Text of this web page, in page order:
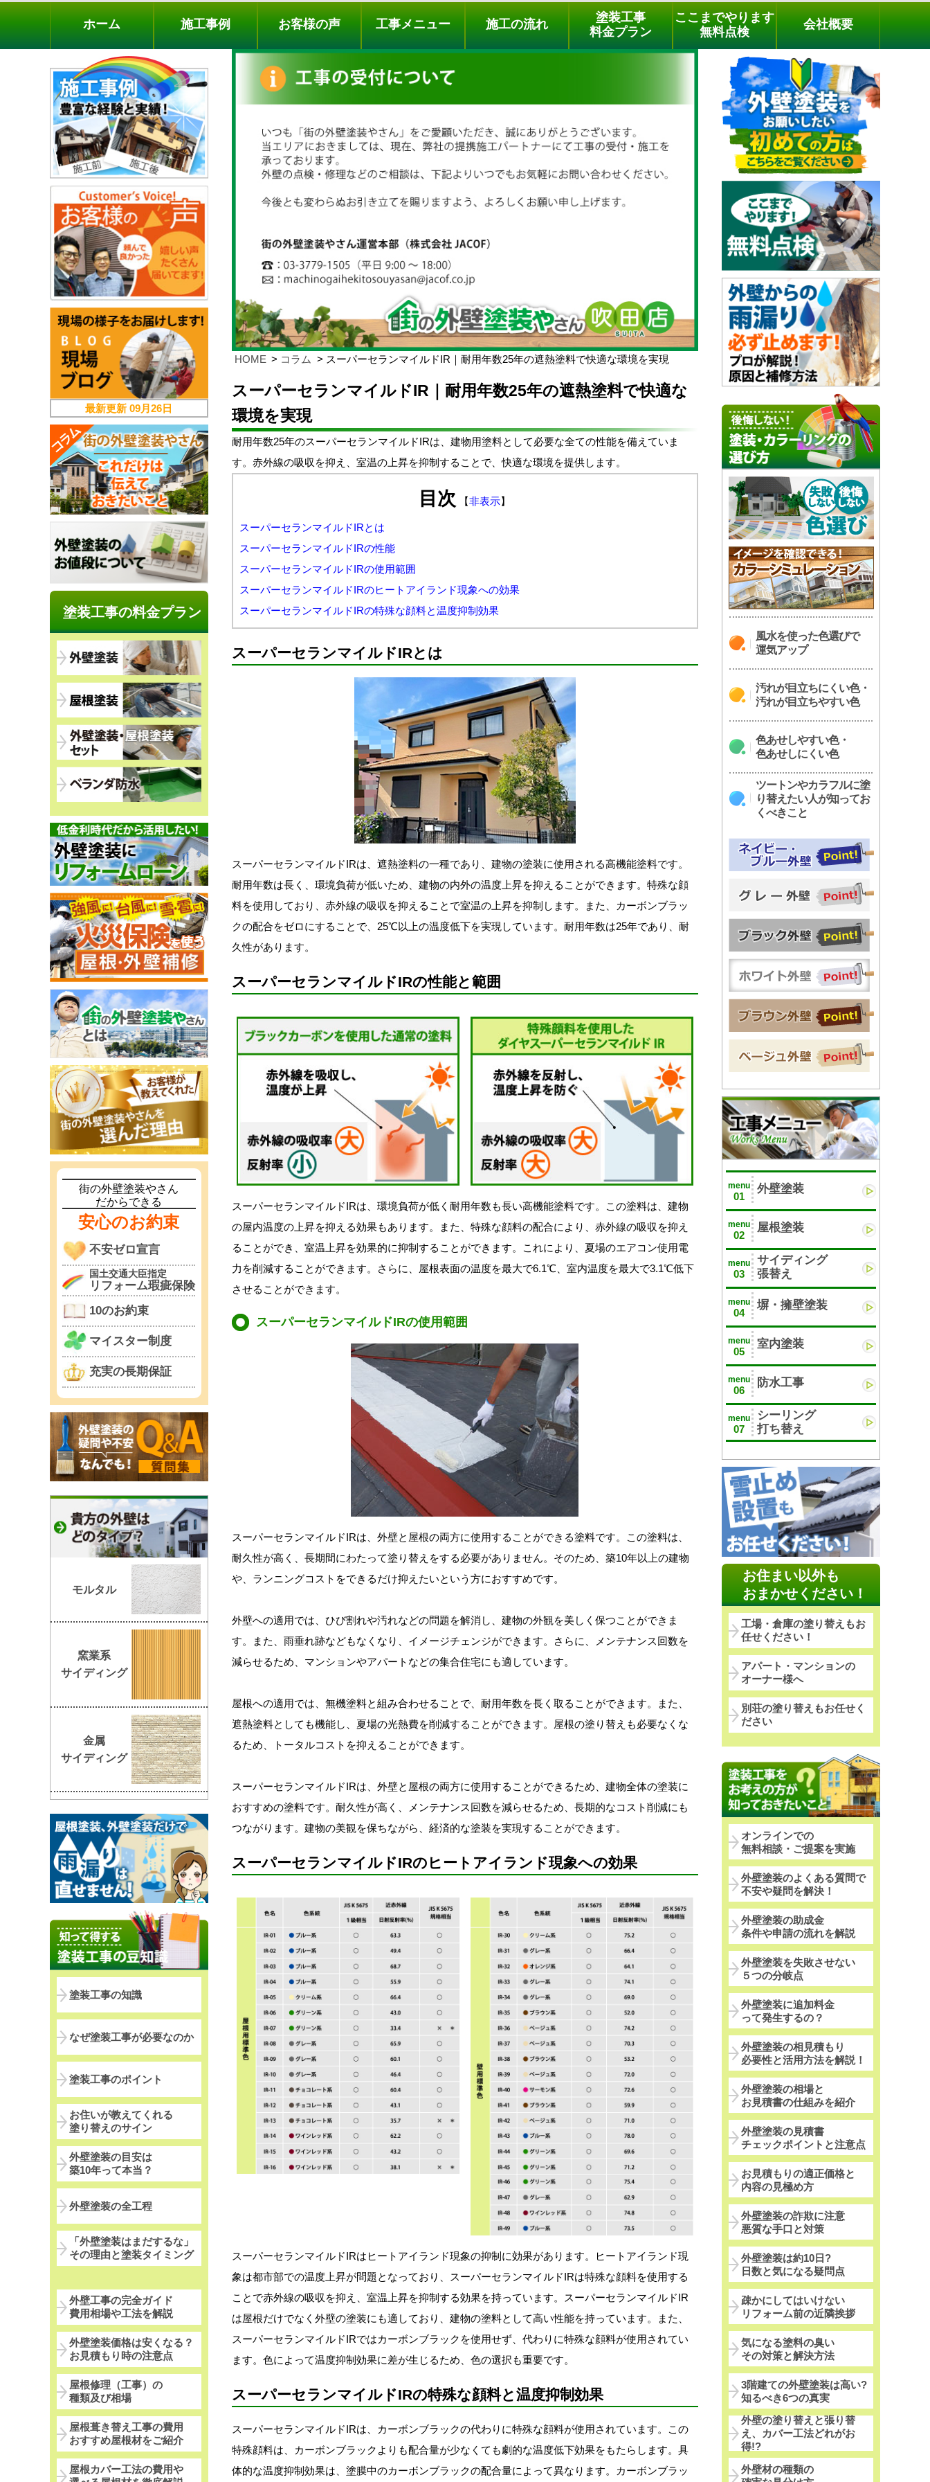
料金プラン 無料点検
電話でのご相談
[9時～18時まで受付中]
phone
ホーム 施工事例 お客様の声 工事メニュー 施工の流れ
塗装工事
料金プラン
ここまでやります
無料点検
会社概要
HOME コラム スーパーセランマイルドIR｜耐用年数25年の遮熱塗料で快適な環境を実現
スーパーセランマイルドIR｜耐用年数25年の遮熱塗料で快適な
環境を実現
耐用年数25年のスーパーセランマイルドIRは、建物用塗料として必要な全ての性能を備えていま
す。赤外線の吸収を抑え、室温の上昇を抑制することで、快適な環境を提供します。
目次 【非表示】
スーパーセランマイルドIRとは
スーパーセランマイルドIRの性能
スーパーセランマイルドIRの使用範囲
スーパーセランマイルドIRのヒートアイランド現象への効果
スーパーセランマイルドIRの特殊な顔料と温度抑制効果
スーパーセランマイルドIRとは
スーパーセランマイルドIRは、遮熱塗料の一種であり、建物の塗装に使用される高機能塗料です。
耐用年数は長く、環境負荷が低いため、建物の内外の温度上昇を抑えることができます。特殊な顔
料を使用しており、赤外線の吸収を抑えることで室温の上昇を抑制します。また、カーボンブラッ
クの配合をゼロにすることで、25℃以上の温度低下を実現しています。耐用年数は25年であり、耐
久性があります。
スーパーセランマイルドIRの性能と範囲
スーパーセランマイルドIRは、環境負荷が低く耐用年数も長い高機能塗料です。この塗料は、建物
の屋内温度の上昇を抑える効果もあります。また、特殊な顔料の配合により、赤外線の吸収を抑え
ることができ、室温上昇を効果的に抑制することができます。これにより、夏場のエアコン使用電
力を削減することができます。さらに、屋根表面の温度を最大で6.1℃、室内温度を最大で3.1℃低下
させることができます。
スーパーセランマイルドIRの使用範囲
スーパーセランマイルドIRは、外壁と屋根の両方に使用することができる塗料です。この塗料は、
耐久性が高く、長期間にわたって塗り替えをする必要がありません。そのため、築10年以上の建物
や、ランニングコストをできるだけ抑えたいという方におすすめです。
外壁への適用では、ひび割れや汚れなどの問題を解消し、建物の外観を美しく保つことができま
す。また、雨垂れ跡などもなくなり、イメージチェンジができます。さらに、メンテナンス回数を
減らせるため、マンションやアパートなどの集合住宅にも適しています。
屋根への適用では、無機塗料と組み合わせることで、耐用年数を長く取ることができます。また、
遮熱塗料としても機能し、夏場の光熱費を削減することができます。屋根の塗り替えも必要なくな
るため、トータルコストを抑えることができます。
スーパーセランマイルドIRは、外壁と屋根の両方に使用することができるため、建物全体の塗装に
おすすめの塗料です。耐久性が高く、メンテナンス回数を減らせるため、長期的なコスト削減にも
つながります。建物の美観を保ちながら、経済的な塗装を実現することができます。
スーパーセランマイルドIRのヒートアイランド現象への効果
スーパーセランマイルドIRはヒートアイランド現象の抑制に効果があります。ヒートアイランド現
象は都市部での温度上昇が問題となっており、スーパーセランマイルドIRは特殊な顔料を使用する
ことで赤外線の吸収を抑え、室温上昇を抑制する効果を持っています。スーパーセランマイルドIR
は屋根だけでなく外壁の塗装にも適しており、建物の塗料として高い性能を持っています。また、
スーパーセランマイルドIRではカーボンブラックを使用せず、代わりに特殊な顔料が使用されてい
ます。色によって温度抑制効果に差が生じるため、色の選択も重要です。
スーパーセランマイルドIRの特殊な顔料と温度抑制効果
スーパーセランマイルドIRは、カーボンブラックの代わりに特殊な顔料が使用されています。この
特殊顔料は、カーボンブラックよりも配合量が少なくても劇的な温度低下効果をもたらします。具
体的な温度抑制効果は、塗膜中のカーボンブラックの配合量によって異なります。カーボンブラッ
風水を使った色選びで
運気アップ
汚れが目立ちにくい色・
汚れが目立ちやすい色
色あせしやすい色・
色あせしにくい色
ツートンやカラフルに塗
り替えたい人が知ってお
くべきこと
menu
01
外壁塗装
menu
02
屋根塗装
menu
03
サイディング
張替え
menu
04
塀・擁壁塗装
menu
05
室内塗装
menu
06
防水工事
menu
07
シーリング
打ち替え
お住まい以外も
おまかせください！
工場・倉庫の塗り替えもお
任せください！
アパート・マンションの
オーナー様へ
別荘の塗り替えもお任せく
ださい
オンラインでの
無料相談・ご提案を実施
外壁塗装のよくある質問で
不安や疑問を解決！
外壁塗装の助成金
条件や申請の流れを解説
外壁塗装を失敗させない
５つの分岐点
外壁塗装に追加料金
って発生するの？
外壁塗装の相見積もり
必要性と活用方法を解説！
外壁塗装の相場と
お見積書の仕組みを紹介
外壁塗装の見積書
チェックポイントと注意点
お見積もりの適正価格と
内容の見極め方
外壁塗装の詐欺に注意
悪質な手口と対策
外壁塗装は約10日?
日数と気になる疑問点
疎かにしてはいけない
リフォーム前の近隣挨拶
気になる塗料の臭い
その対策と解決方法
3階建ての外壁塗装は高い?
知るべき6つの真実
外壁の塗り替えと張り替
え、カバー工法どれがお
得!?
外壁材の種類の
最新更新09月26日
塗装工事の料金プラン
街の外壁塗装やさん
だからできる
安心のお約束
不安ゼロ宣言
国土交通大臣指定
リフォーム瑕疵保険
10のお約束
マイスター制度
充実の長期保証
モルタル
窯業系
サイディング
金属
サイディング
塗装工事の知識
なぜ塗装工事が必要なのか
塗装工事のポイント
お住いが教えてくれる
塗り替えのサイン
外壁塗装の目安は
築10年って本当？
外壁塗装の全工程
「外壁塗装はまだするな」
その理由と塗装タイミング
外壁工事の完全ガイド
費用相場や工法を解説
外壁塗装価格は安くなる？
お見積もり時の注意点
屋根修理（工事）の
種類及び相場
屋根葺き替え工事の費用
おすすめ屋根材をご紹介
屋根カバー工法の費用や